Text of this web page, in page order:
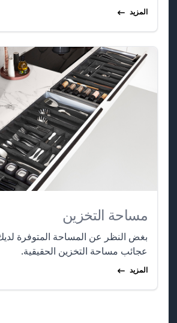
المزيد
مساحة التخزين
بغض النظر عن المساحة المتوفرة
عجائب مساحة التخزين الحقيقية.
المزيد